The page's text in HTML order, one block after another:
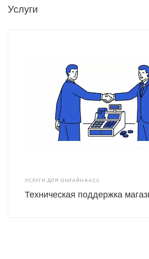
Услуги
УСЛУГИ ДЛЯ ОНЛАЙН-КАСС
Техническая поддержка